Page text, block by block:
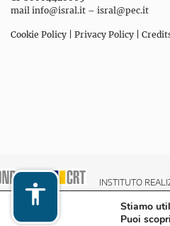
mail info@isral.it – isral@pec.it
Cookie Policy Privacy Policy
INSTITUTO
Stiamo
Puoi